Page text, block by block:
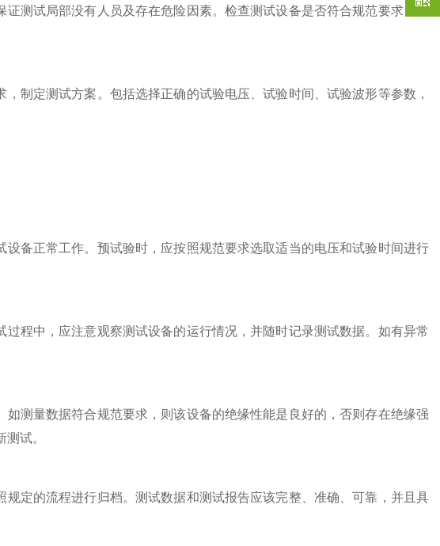
试局部没有人员及存在危险因素。检查测试设备是否符合规范要求，包
定测试方案。包括选择正确的试验电压、试验时间、试验波形等参数，
正常工作。预试验时，应按照规范要求选取适当的电压和试验时间进行
中，应注意观察测试设备的运行情况，并随时记录测试数据。如有异常
量数据符合规范要求，则该设备的绝缘性能是良好的，否则存在绝缘强
试。
的流程进行归档。测试数据和测试报告应该完整、准确、可靠，并且具